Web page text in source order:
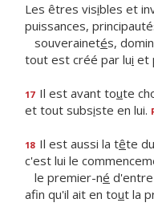
Les êtres visibles et
puissances,
souverainetés,
tout est créé par lui et
17 Il est avant toute
et tout subsiste en lui.
18 Il est aussi la tête
c'est lui le
le premier-né
afin qu'il ait en tout la